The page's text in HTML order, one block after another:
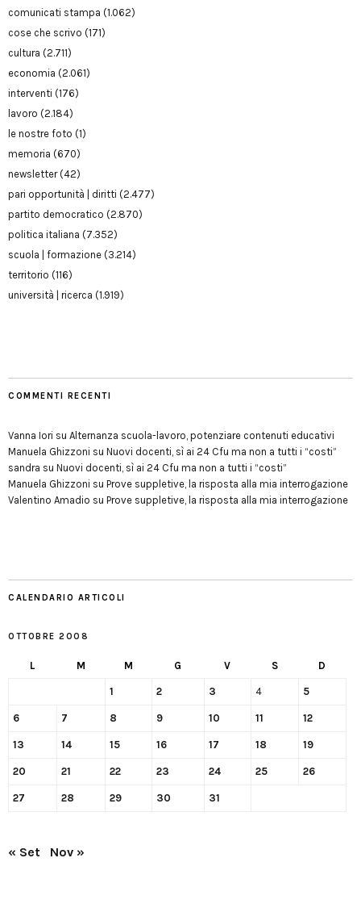
comunicati stampa (1.062)
cose che scrivo (171)
cultura (2.711)
economia (2.061)
interventi (176)
lavoro (2.184)
le nostre foto (1)
memoria (670)
newsletter(42)
pari opportunità | diritti (2.477)
partito democratico (2.870)
politica italiana (7.352)
scuola | formazione (3.214)
territorio (116)
università | ricerca (1.919)
COMMENTI RECENTI
Vanna Iori su Alternanza scuola-lavoro, potenziare contenuti educativi
Manuela Ghizzoni su Nuovi docenti, sì ai 24 Cfu ma non a tutti i “costi”
sandra su Nuovi docenti, sì ai 24 Cfu ma non a tutti i “costi”
Manuela Ghizzoni su Prove suppletive, la risposta alla mia interrogazione
Valentino Amadio su Prove suppletive, la risposta alla mia interrogazione
CALENDARIO ARTICOLI
OTTOBRE 2008
L M M G V S D
1 2 3 4 5
6 7 8 9 10 11 12
13 14 15 16 17 18 19
20 21 22 23 24 25 26
27 28 29 30 31
« Set Nov »